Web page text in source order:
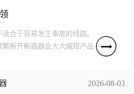
合于容易发生事故的线路。
断开断路器会大大缩短产品
2026-08-03